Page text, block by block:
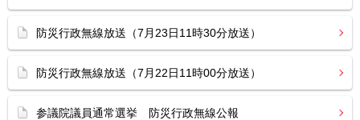
防災行政無線放送（7月23日11時30分放送）
防災行政無線放送（7月22日11時00分放送）
参議院議員通常選挙 防災行政無線公報